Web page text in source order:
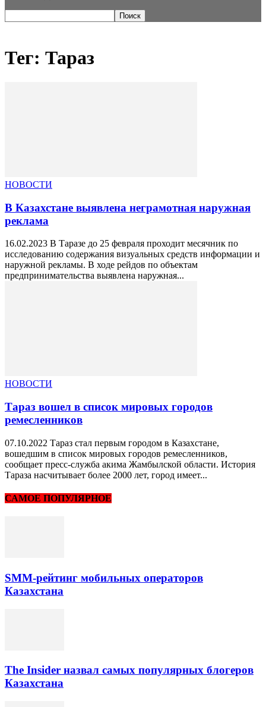
Тег: Тараз
НОВОСТИ
В Казахстане выявлена неграмотная наружная
реклама
16.02.2023 В Таразе до 25 февраля проходит месячник по
исследованию содержания визуальных средств информации и
наружной рекламы. В ходе рейдов по объектам
предпринимательства выявлена наружная...
НОВОСТИ
Тараз вошел в список мировых городов
ремесленников
07.10.2022 Тараз стал первым городом в Казахстане,
вошедшим в список мировых городов ремесленников,
сообщает пресс-служба акима Жамбылской области. История
Тараза насчитывает более 2000 лет, город имеет...
САМОЕ ПОПУЛЯРНОЕ
SMM-рейтинг мобильных операторов
Казахстана
The Insider назвал самых популярных блогеров
Казахстана